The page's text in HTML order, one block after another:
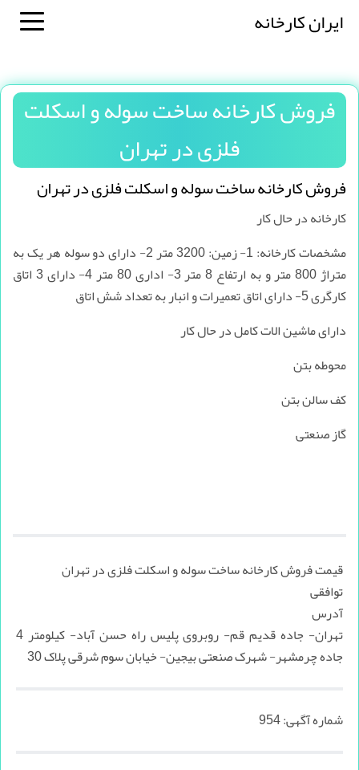
ایران کارخانه
فروش کارخانه ساخت سوله و اسکلت
فلزی در تهران
فروش کارخانه ساخت سوله و اسکلت فلزی در تهران
کارخانه در حال کار
مشخصات کارخانه: 1- زمین: 3200 متر 2- دارای دو سوله هر یک به
متراژ 800 متر و به ارتفاع 8 متر 3- اداری 80 متر 4- دارای 3 اتاق
کارگری 5- دارای اتاق تعمیرات و انبار به تعداد شش اتاق
دارای ماشین الات کامل در حال کار
محوطه بتن
کف سالن بتن
گاز صنعتی
قیمت فروش کارخانه ساخت سوله و اسکلت فلزی در تهران
توافقی
آدرس
تهران- جاده قدیم قم- روبروی پلیس راه حسن آباد- کیلومتر 4
جاده چرمشهر- شهرک صنعتی بیجین- خیابان سوم شرقی پلاک 30
شماره آگهی:954